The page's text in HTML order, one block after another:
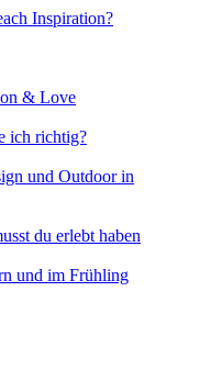
Inspiration?
& Love
ich richtig?
und Outdoor in
du erlebt haben
und im Frühling